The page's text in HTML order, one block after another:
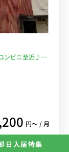
ンビニ至近♪洗
円〜 / 月
日入居特集